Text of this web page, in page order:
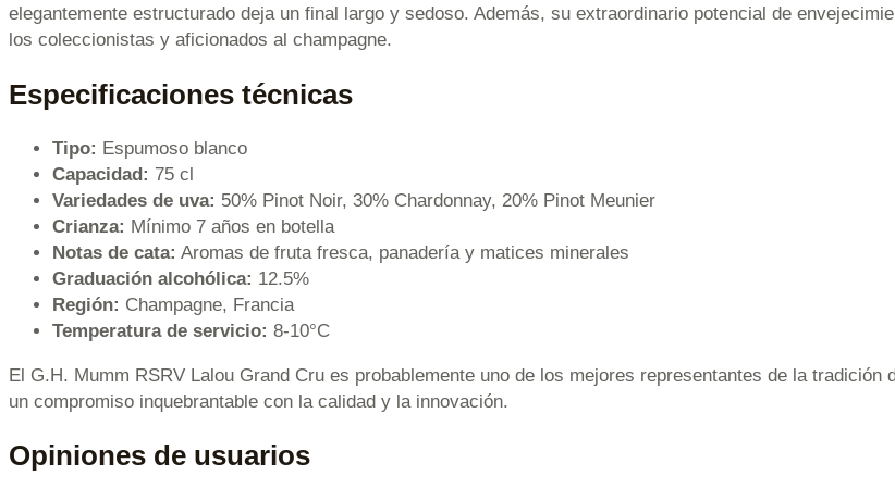
elegantemente estructurado deja un final largo y sedoso. Además, su extraordinario potencial de
los coleccionistas y aficionados al champagne.
Especificaciones técnicas
Tipo: Espumoso blanco
Capacidad: 75 cl
Variedades de uva: 50% Pinot Noir, 30% Chardonnay, 20% Pinot Meunier
Crianza: Mínimo 7 años en botella
Notas de cata: Aromas de fruta fresca, panadería y matices minerales
Graduación alcohólica: 12.5%
Región: Champagne, Francia
Temperatura de servicio: 8-10°C
El G.H. Mumm RSRV Lalou Grand Cru es probablemente uno de los mejores representantes de la tradición
un compromiso inquebrantable con la calidad y la innovación.
Opiniones de usuarios